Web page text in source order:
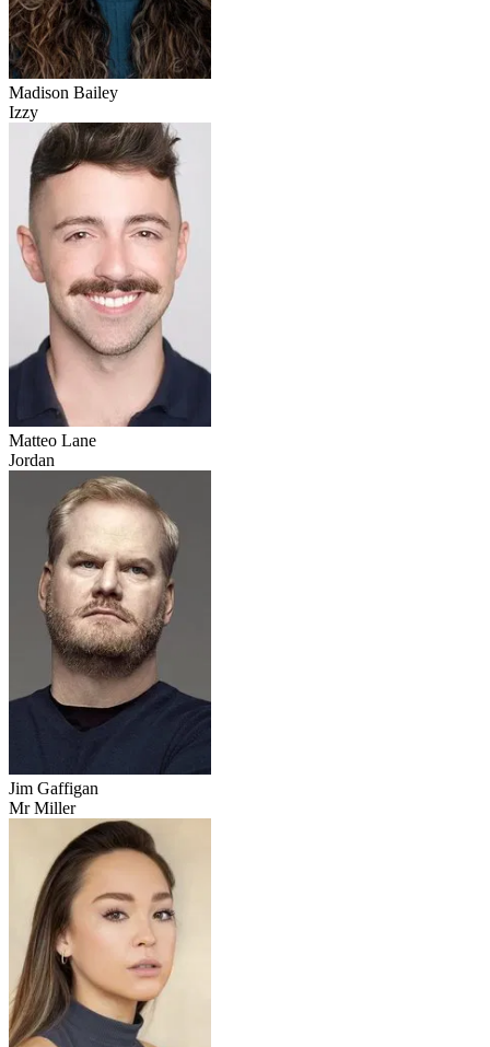
Madison Bailey
Izzy
Matteo Lane
Jordan
Jim Gaffigan
Mr Miller